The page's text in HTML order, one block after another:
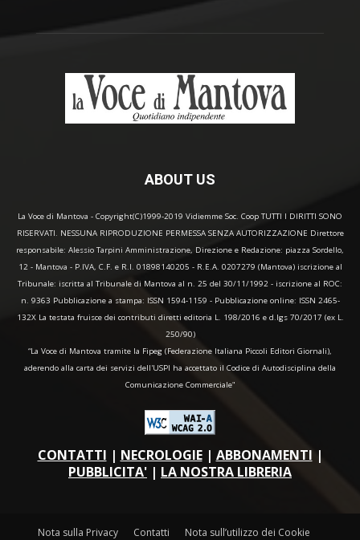
ABOUT US
La Voce di Mantova - Copyright(C)1999-2019 Vidiemme Soc. Coop TUTTI I DIRITTI SONO
RISERVATI. NESSUNA RIPRODUZIONE PERMESSA SENZA AUTORIZZAZIONE Direttore
responsabile: Alessio Tarpini Amministrazione, Direzione e Redazione: piazza Sordello,
12 - Mantova - P.IVA, C.F. e R.I. 01898140205 - R.E.A. 0207279 (Mantova) iscrizione al
Tribunale: iscritta al Tribunale di Mantova al n. 25 del 30/11/1992 - iscrizione al ROC:
n. 9363 Pubblicazione a stampa: ISSN 1594-1159 - Pubblicazione online: ISSN 2465-
132X La testata fruisce dei contributi diretti editoria L. 198/2016 e d.lgs 70/2017 (ex L.
250/90)
“La Voce di Mantova tramite la Fipeg (Federazione Italiana Piccoli Editori Giornali),
aderendo alla carta dei servizi dell'USPI ha accettato il Codice di Autodisciplina della
Comunicazione Commerciale"
CONTATTI | NECROLOGIE| ABBONAMENTI |
PUBBLICITA' | LA NOSTRA LIBRERIA
Nota sulla Privacy Contatti Nota sull’utilizzo dei Cookie